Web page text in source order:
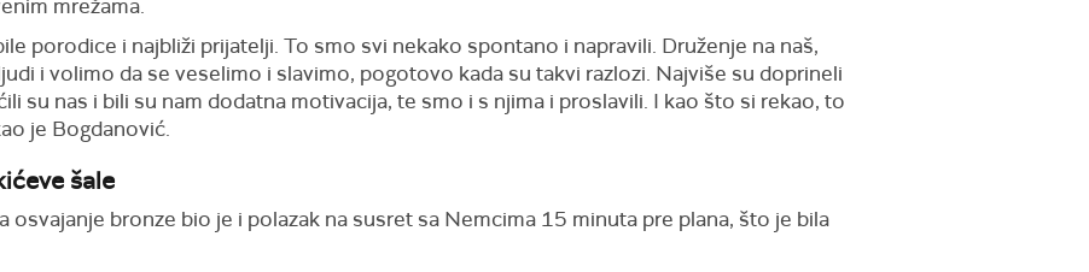
mrežama.
porodice i najbliži prijatelji. To smo svi nekako spontano i napravili. Druženje na naš,
i volimo da se veselimo i slavimo, pogotovo kada su takvi razlozi. Najviše su doprineli
su nas i bili su nam dodatna motivacija, te smo i s njima i proslavili. I kao što si rekao, to
je Bogdanović.
šale
osvajanje bronze bio je i polazak na susret sa Nemcima 15 minuta pre plana, što je bila